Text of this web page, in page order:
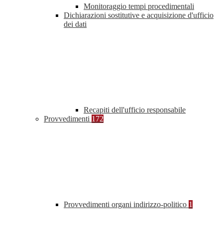
Monitoraggio tempi procedimentali
Dichiarazioni sostitutive e acquisizione d'ufficio
dei dati
Recapiti dell'ufficio responsabile
Provvedimenti 172
Provvedimenti organi indirizzo-politico 1